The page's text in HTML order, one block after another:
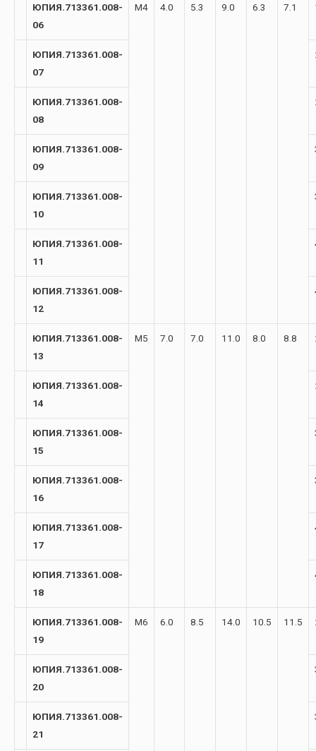
ЮПИЯ.713361.008-
06
М4 4.0 5.3 9.0 6.3 7.1
ЮПИЯ.713361.008-
07
ЮПИЯ.713361.008-
08
ЮПИЯ.713361.008-
09
ЮПИЯ.713361.008-
10
ЮПИЯ.713361.008-
11
ЮПИЯ.713361.008-
12
ЮПИЯ.713361.008-
13
М5 7.0 7.0 11.0 8.0 8.8
ЮПИЯ.713361.008-
14
ЮПИЯ.713361.008-
15
ЮПИЯ.713361.008-
16
ЮПИЯ.713361.008-
17
ЮПИЯ.713361.008-
18
ЮПИЯ.713361.008-
19
М6 6.0 8.5 14.0 10.5 11.5
ЮПИЯ.713361.008-
20
ЮПИЯ.713361.008-
21